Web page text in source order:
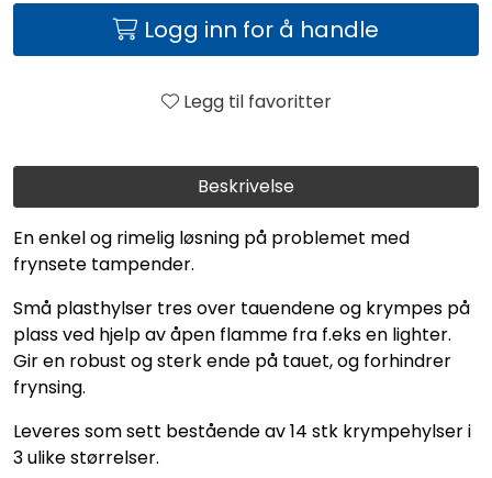
Beskrivelse
En enkel og rimelig løsning på problemet med
frynsete tampender.
Små plasthylser tres over tauendene og krympes på
plass ved hjelp av åpen flamme fra f.eks en lighter.
Gir en robust og sterk ende på tauet, og forhindrer
frynsing.
Leveres som sett bestående av 14 stk krympehylser i
3 ulike størrelser.
Logg inn for å handle
Legg til favoritter